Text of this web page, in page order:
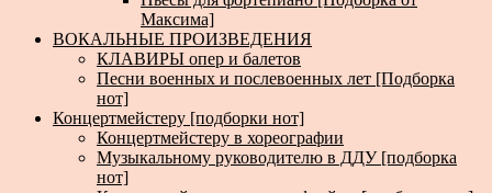
Максима]
ВОКАЛЬНЫЕ ПРОИЗВЕДЕНИЯ
КЛАВИРЫ опер и балетов
Песни военных и послевоенных лет [Подборка
нот]
Концертмейстеру [подборки нот]
Концертмейстеру в хореографии
Музыкальному руководителю в ДДУ [подборка
нот]